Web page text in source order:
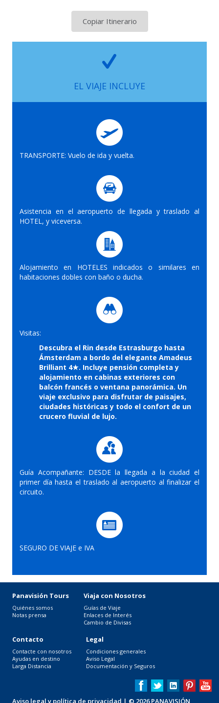
Copiar Itinerario
EL VIAJE INCLUYE
TRANSPORTE: Vuelo de ida y vuelta.
Asistencia en el aeropuerto de llegada y traslado al
HOTEL, y viceversa.
Alojamiento en HOTELES indicados o similares en
habitaciones dobles con baño o ducha.
Visitas:
Descubra el Rin desde Estrasburgo hasta
Ámsterdam a bordo del elegante Amadeus
Brilliant 4★. Incluye pensión completa y
alojamiento en cabinas exteriores con
balcón francés o ventana panorámica. Un
viaje exclusivo para disfrutar de paisajes,
ciudades históricas y todo el confort de un
crucero fluvial de lujo.
Guía Acompañante: DESDE la llegada a la ciudad el
primer día hasta el traslado al aeropuerto al finalizar el
circuito.
SEGURO DE VIAJE e IVA
Panavisión Tours
Quiénes somos
Notas prensa
Viaja con Nosotros
Guías de Viaje
Enlaces de Interés
Cambio de Divisas
Contacto
Contacte con nosotros
Ayudas en destino
Larga Distancia
Legal
Condiciones generales
Aviso Legal
Documentación y Seguros
Aviso legal y política de privacidad | © 2026 PANAVISIÓN